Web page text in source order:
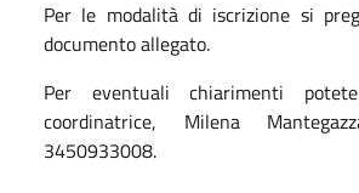
Per le modalità di iscrizione si
documento allegato.
Per eventuali chiarimenti
coordinatrice, Milena
3450933008.